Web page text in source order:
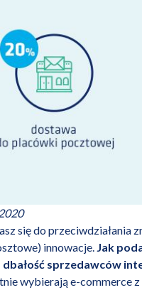
się do przeciwdziałania
innowacje. Jak
sprzedawców
wybierają e-commerce